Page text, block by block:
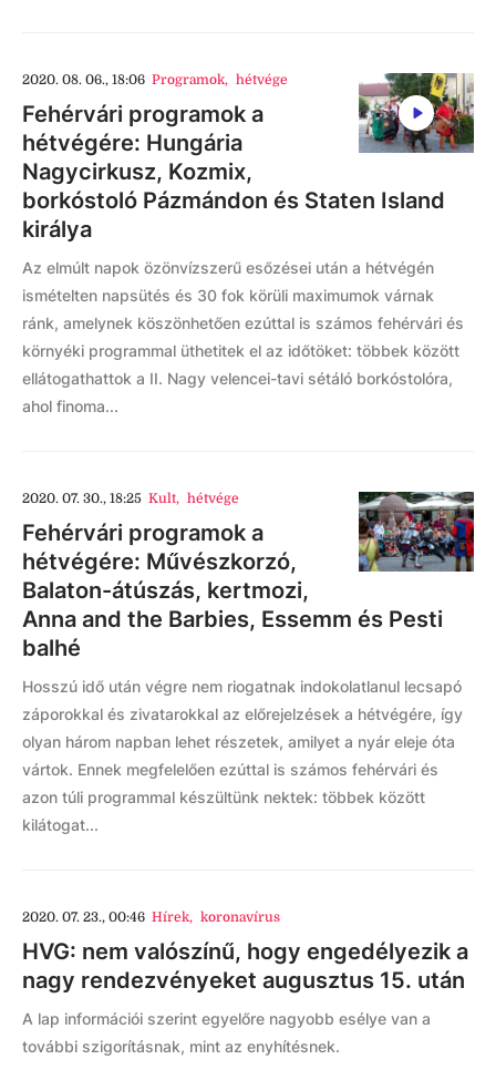
2020. 08. 06., 18:06 Programok, hétvége
Fehérvári programok a
hétvégére: Hungária
Nagycirkusz, Kozmix,
borkóstoló Pázmándon és Staten Island
királya
Az elmúlt napok özönvízszerű esőzései után a hétvégén
ismételten napsütés és 30 fok körüli maximumok várnak
ránk, amelynek köszönhetően ezúttal is számos fehérvári és
környéki programmal üthetitek el az időtöket: többek között
ellátogathattok a II. Nagy velencei-tavi sétáló borkóstolóra,
ahol finoma...
2020. 07. 30., 18:25 Kult, hétvége
Fehérvári programok a
hétvégére: Művészkorzó,
Balaton-átúszás, kertmozi,
Anna and the Barbies, Essemm és Pesti
balhé
Hosszú idő után végre nem riogatnak indokolatlanul lecsapó
záporokkal és zivatarokkal az előrejelzések a hétvégére, így
olyan három napban lehet részetek, amilyet a nyár eleje óta
vártok. Ennek megfelelően ezúttal is számos fehérvári és
azon túli programmal készültünk nektek: többek között
kilátogat...
2020. 07. 23., 00:46 Hírek, koronavírus
HVG: nem valószínű, hogy engedélyezik a
nagy rendezvényeket augusztus 15. után
A lap információi szerint egyelőre nagyobb esélye van a
további szigorításnak, mint az enyhítésnek.